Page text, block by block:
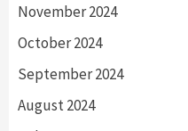
November 2024
October 2024
September 2024
August 2024